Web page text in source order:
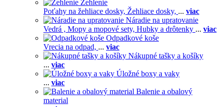
Žehlenie
Poťahy na žehliace dosky, Žehliace dosky, ... viac
Náradie na upratovanie
Vedrá , Mopy a mopové sety, Hubky a drôtenky ... viac
Odpadkové koše
Vrecia na odpad, ... viac
Nákupné tašky a košíky
... viac
Úložné boxy a vaky
... viac
Balenie a obalový
material